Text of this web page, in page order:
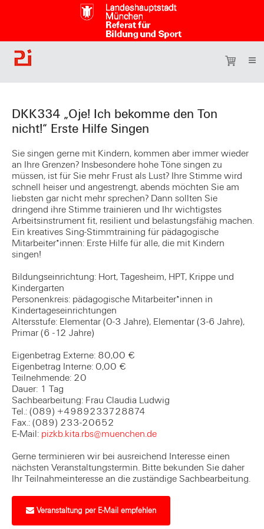
DKK334 „Oje! Ich bekomme den Ton
nicht!“ Erste Hilfe Singen
Sie singen gerne mit Kindern, kommen aber immer wieder
an Ihre Grenzen? Insbesondere hohe Töne singen zu
müssen, ist für Sie mehr Frust als Lust? Ihre Stimme wird
schnell heiser und angestrengt, abends möchten Sie am
liebsten gar nicht mehr sprechen? Dann sollten Sie
dringend ihre Stimme trainieren und Ihr wichtigstes
Arbeitsinstrument fit, resilient und belastungsfähig machen.
Ein kreatives Sing-Stimmtraining für pädagogische
Mitarbeiter*innen: Erste Hilfe für alle, die mit Kindern
singen!
Bildungseinrichtung: Hort, Tagesheim, HPT, Krippe und
Kindergarten
Personenkreis: pädagogische Mitarbeiter*innen in
Kindertageseinrichtungen
Altersstufe: Elementar (0-3 Jahre), Elementar (3-6 Jahre),
Primar (6 -12 Jahre)
Eigenbetrag Externe: 80,00 €
Eigenbetrag Interne: 0,00 €
Teilnehmende: 20
Dauer: 1 Tag
Sachbearbeitung: Frau Claudia Ludwig
Tel.: (089) +4989233728874
Fax.: (089) 233-20652
E-Mail: pizkb.kita.rbs@muenchen.de
Gerne terminieren wir bei ausreichend Interesse einen
nächsten Veranstaltungstermin. Bitte bekunden Sie daher
Ihr Teilnahmeinteresse an die zuständige Sachbearbeitung.
Veranstaltung per E-Mail empfehlen